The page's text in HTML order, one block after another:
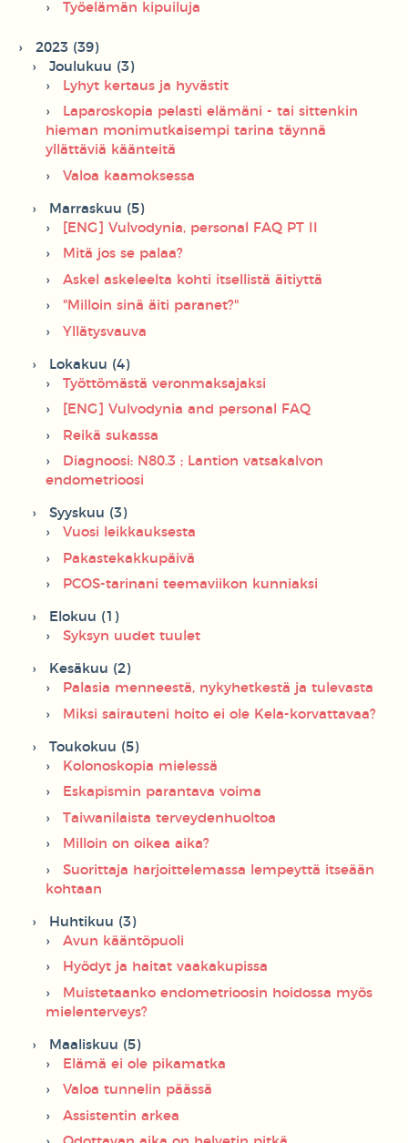
Työelämän kipuiluja
2023 (39)
Joulukuu (3)
Lyhyt kertaus ja hyvästit
Laparoskopia pelasti elämäni - tai sittenkin
hieman monimutkaisempi tarina täynnä
yllättäviä käänteitä
Valoa kaamoksessa
Marraskuu (5)
[ENG] Vulvodynia, personal FAQ PT II
Mitä jos se palaa?
Askel askeleelta kohti itsellistä äitiyttä
"Milloin sinä äiti paranet?"
Yllätysvauva
Lokakuu (4)
Työttömästä veronmaksajaksi
[ENG] Vulvodynia and personal FAQ
Reikä sukassa
Diagnoosi: N80.3 ; Lantion vatsakalvon
endometrioosi
Syyskuu (3)
Vuosi leikkauksesta
Pakastekakkupäivä
PCOS-tarinani teemaviikon kunniaksi
Elokuu (1)
Syksyn uudet tuulet
Kesäkuu (2)
Palasia menneestä, nykyhetkestä ja tulevasta
Miksi sairauteni hoito ei ole Kela-korvattavaa?
Toukokuu (5)
Kolonoskopia mielessä
Eskapismin parantava voima
Taiwanilaista terveydenhuoltoa
Milloin on oikea aika?
Suorittaja harjoittelemassa lempeyttä itseään
kohtaan
Huhtikuu (3)
Avun kääntöpuoli
Hyödyt ja haitat vaakakupissa
Muistetaanko endometrioosin hoidossa myös
mielenterveys?
Maaliskuu (5)
Elämä ei ole pikamatka
Valoa tunnelin päässä
Assistentin arkea